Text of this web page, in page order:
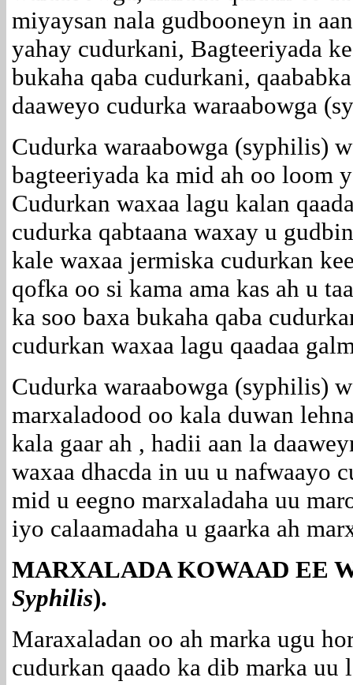
miyaysan nala gudbooneyn in
yahay cudurkani, Bagteeriyada
bukaha qaba cudurkani,
daaweyo cudurka waraabowga
Cudurka waraabowga (syphilis)
bagteeriyada ka mid ah oo loom
Cudurkan waxaa lagu kalan
cudurka qabtaana waxay u
kale waxaa jermiska cudurkan
qofka oo si kama ama kas ah u
ka soo baxa bukaha qaba
cudurkan waxaa lagu qaadaa
Cudurka waraabowga (syphilis)
marxaladood oo kala duwan
kala gaar ah , hadii aan la
waxaa dhacda in uu u nafwaayo
mid u eegno marxaladaha uu
iyo calaamadaha u gaarka ah
MARXALADA KOWAAD EE
Syphilis).
Maraxaladan oo ah marka ugu
cudurkan qaado ka dib marka uu